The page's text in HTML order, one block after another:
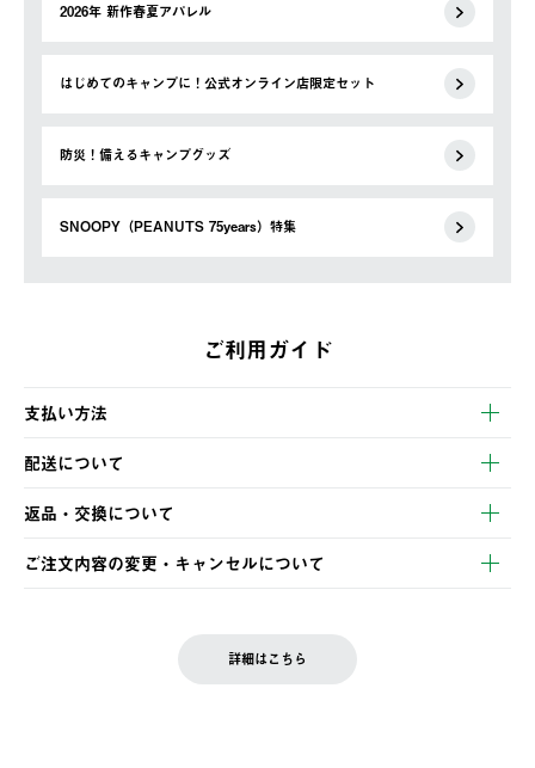
2026年 新作春夏アパレル
はじめてのキャンプに！公式オンライン店限定セット
防災！備えるキャンプグッズ
SNOOPY（PEANUTS 75years）特集
ご利用ガイド
支払い方法
以下のいずれかの方法でお支払いいただけます。
・クレジットカード決済
・コンビニ決済
・Pay-easy決済
配送について
【発送スケジュール】
ご注文・ご入金完了より2営業日以内に商品を発送いたします。
土日祝の発送はございませんので、木曜日以降のご注文は週明け
の発送となる場合がございます。
返品・交換について
※お客様都合の場合
お客様都合の返品にかかる送料は、お客様ご負担とさせていただ
ご注文内容の変更・キャンセルについて
LOGOS FAMILY会員の方は、会員マイページ内 購入履歴画面に
詳細はこちら